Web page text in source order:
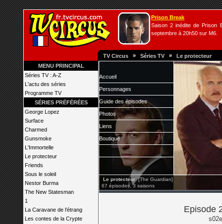
Prison Break
Saison 2 inédite de Prison
septembre à 20h50 sur M6.
TV Circus » Séries TV » Le protecteur
MENU PRINCIPAL
Séries TV : A-Z
L'actu des séries
Programme TV
SÉRIES PRÉFÉRÉES
George Lopez
Surface
Charmed
Gunsmoke
L'Immortelle
Le protecteur
Friends
Sous le soleil
Nestor Burma
The New Statesman
1
La Caravane de l’étrang
Les contes de la Crypte
Accueil
Personnages
Guide des épisodes
Photos
Liens
Boutique
Le protecteur [The Guardian]
67 épisodes, 3 saisons
Episode